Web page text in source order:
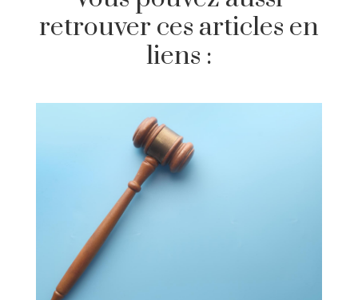
retrouver ces articles en
liens :